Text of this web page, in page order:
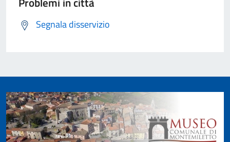
Segnala disservizio